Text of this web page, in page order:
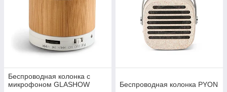
Беспроводная колонка с
микрофоном GLASHOW
Беспроводная колонка PYON